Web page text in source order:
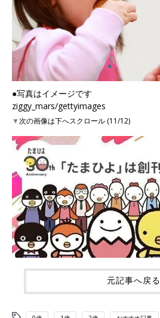
●写真はイメージです
ziggy_mars/gettyimages
▼次の画像は下へスクロール (11/12)
元記事へ戻る